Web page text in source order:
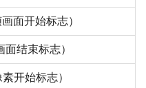
面开始标志）
结束标志）
开始标志）